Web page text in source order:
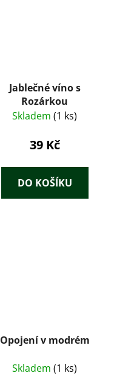
Jablečné víno s
Rozárkou
Skladem (1 ks)
39 Kč
DO KOŠÍKU
Opojení v modrém
Skladem (1 ks)